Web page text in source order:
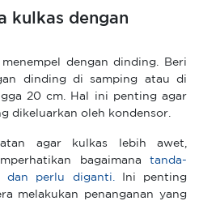
kulkas dengan
dengan dinding. Beri
dinding di samping atau di
20 cm. Hal ini penting agar
dikeluarkan oleh kondensor.
agar kulkas lebih awet,
bagaimana tanda-
dan perlu diganti.Ini penting
melakukan penanganan yang